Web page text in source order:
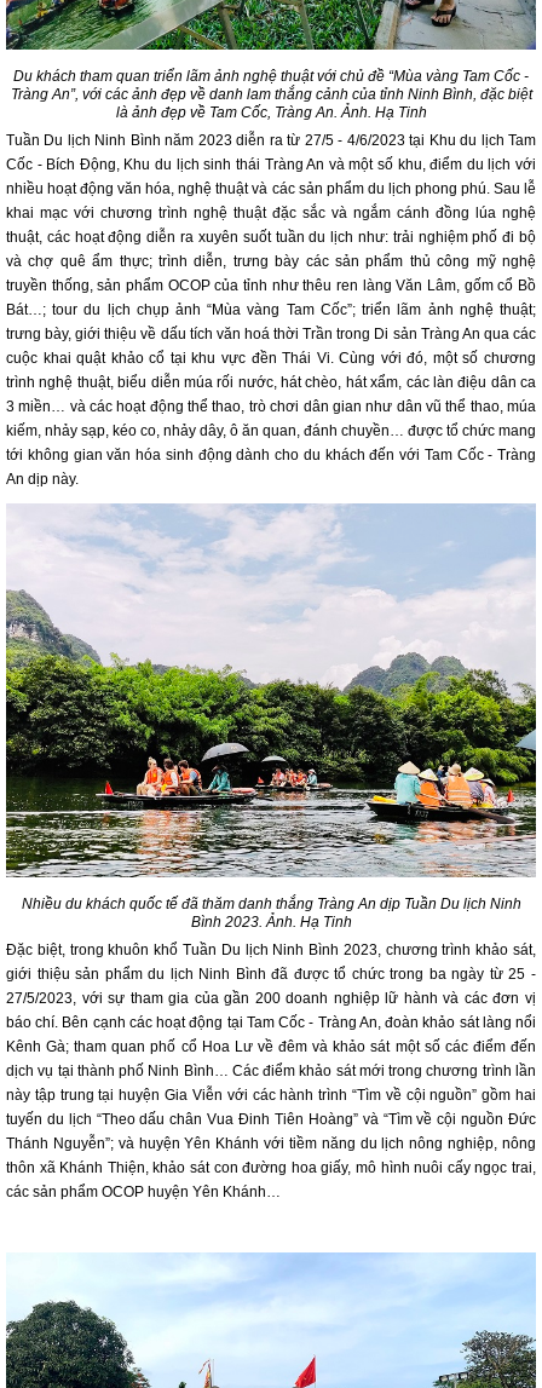
Du khách tham quan triển lãm ảnh nghệ thuật với chủ đề “Mùa vàng Tam Cốc -
Tràng An”, với các ảnh đẹp về danh lam thắng cảnh của tỉnh Ninh Bình, đặc biệt
là ảnh đẹp về Tam Cốc, Tràng An. Ảnh. Hạ Tinh
Tuần Du lịch Ninh Bình năm 2023 diễn ra từ 27/5 - 4/6/2023 tại Khu du lịch Tam
Cốc - Bích Động, Khu du lịch sinh thái Tràng An và một số khu, điểm du lịch với
nhiều hoạt động văn hóa, nghệ thuật và các sản phẩm du lịch phong phú. Sau lễ
khai mạc với chương trình nghệ thuật đặc sắc và ngắm cánh đồng lúa nghệ
thuật, các hoạt động diễn ra xuyên suốt tuần du lịch như: trải nghiệm phố đi bộ
và chợ quê ẩm thực; trình diễn, trưng bày các sản phẩm thủ công mỹ nghệ
truyền thống, sản phẩm OCOP của tỉnh như thêu ren làng Văn Lâm, gốm cổ Bồ
Bát…; tour du lịch chụp ảnh “Mùa vàng Tam Cốc”; triển lãm ảnh nghệ thuật;
trưng bày, giới thiệu về dấu tích văn hoá thời Trần trong Di sản Tràng An qua các
cuộc khai quật khảo cổ tại khu vực đền Thái Vi. Cùng với đó, một số chương
trình nghệ thuật, biểu diễn múa rối nước, hát chèo, hát xẩm, các làn điệu dân ca
3 miền… và các hoạt động thể thao, trò chơi dân gian như dân vũ thể thao, múa
kiếm, nhảy sạp, kéo co, nhảy dây, ô ăn quan, đánh chuyền… được tổ chức mang
tới không gian văn hóa sinh động dành cho du khách đến với Tam Cốc - Tràng
An dịp này.
Nhiều du khách quốc tế đã thăm danh thắng Tràng An dịp Tuần Du lịch Ninh
Bình 2023. Ảnh. Hạ Tinh
Đặc biệt, trong khuôn khổ Tuần Du lịch Ninh Bình 2023, chương trình khảo sát,
giới thiệu sản phẩm du lịch Ninh Bình đã được tổ chức trong ba ngày từ 25 -
27/5/2023, với sự tham gia của gần 200 doanh nghiệp lữ hành và các đơn vị
báo chí. Bên cạnh các hoạt động tại Tam Cốc - Tràng An, đoàn khảo sát làng nổi
Kênh Gà; tham quan phố cổ Hoa Lư về đêm và khảo sát một số các điểm đến
dịch vụ tại thành phố Ninh Bình… Các điểm khảo sát mới trong chương trình lần
này tập trung tại huyện Gia Viễn với các hành trình “Tìm về cội nguồn” gồm hai
tuyến du lịch “Theo dấu chân Vua Đinh Tiên Hoàng” và “Tìm về cội nguồn Đức
Thánh Nguyễn”; và huyện Yên Khánh với tiềm năng du lịch nông nghiệp, nông
thôn xã Khánh Thiện, khảo sát con đường hoa giấy, mô hình nuôi cấy ngọc trai,
các sản phẩm OCOP huyện Yên Khánh…